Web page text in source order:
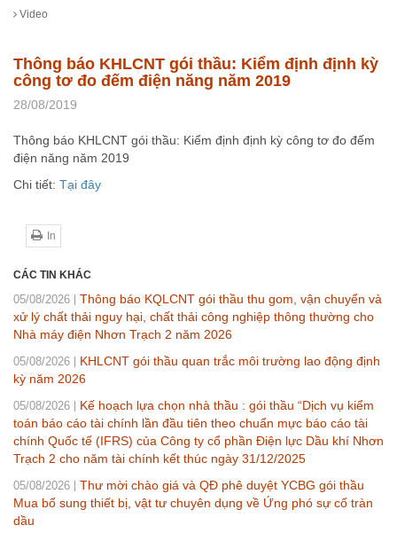
Video
Thông báo KHLCNT gói thầu: Kiểm định định kỳ
công tơ đo đếm điện năng năm 2019
28/08/2019
Thông báo KHLCNT gói thầu: Kiểm định định kỳ công tơ đo đếm
điện năng năm 2019
Chi tiết: Tại đây
In
CÁC TIN KHÁC
05/08/2026
Thông báo KQLCNT gói thầu thu gom, vận chuyển và
xử lý chất thải nguy hại, chất thải công nghiệp thông thường cho
Nhà máy điện Nhơn Trạch 2 năm 2026
05/08/2026
KHLCNT gói thầu quan trắc môi trường lao động định
kỳ năm 2026
05/08/2026
Kế hoạch lựa chọn nhà thầu : gói thầu “Dịch vụ kiểm
toán báo cáo tài chính lần đầu tiên theo chuẩn mực báo cáo tài
chính Quốc tế (IFRS) của Công ty cổ phần Điện lực Dầu khí Nhơn
Trạch 2 cho năm tài chính kết thúc ngày 31/12/2025
05/08/2026
Thư mời chào giá và QĐ phê duyệt YCBG gói thầu
Mua bổ sung thiết bị, vật tư chuyên dụng về Ứng phó sự cố tràn
dầu